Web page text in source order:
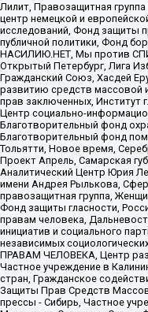
Лилит, Правозащитная
центр немецкой и
исследований, Фонд защиты
публичной политики, Фонд
НАСИЛИЮ.НЕТ, Мы против
Открытый Петербург, Лига
Гражданский Союз, Хасдей
развитию средств массовой
прав заключенных, Институт
Центр социально-
Благотворительный фонд
Благотворительный фонд
Тольятти, Новое время,
Проект Апрель, Самарская
Аналитический Центр Юрия
имени Андрея Рылькова,
правозащитная группа,
Фонд защиты гласности,
правам человека,
инициатив и социального
независимых
ПРАВАМ ЧЕЛОВЕКА, Центр
Частное учреждение в
стран, Гражданское
Защиты Прав Средств
прессы - Сибирь, Частное